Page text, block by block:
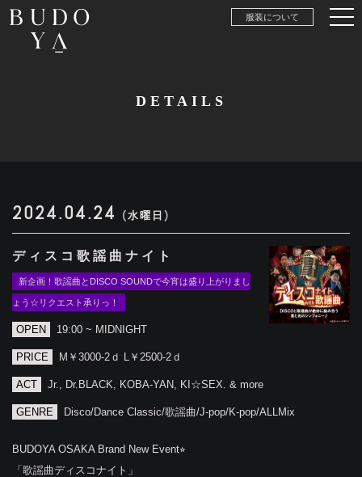
服装について
DETAILS
2024.04.24 (水曜日)
ディスコ歌謡曲ナイト
新企画！歌謡曲とDISCO SOUNDで今宵は盛り上がりまし
ょう☆リクエスト承りっ！
OPEN 19:00 ~ MIDNIGHT
PRICE M￥3000-2ｄ L￥2500-2ｄ
ACT Jr., Dr.BLACK, KOBA-YAN, KI☆SEX. & more
GENRE Disco/Dance Classic/歌謡曲/J-pop/K-pop/ALLMix
BUDOYA OSAKA Brand New Event⭐︎
「歌謡曲ディスコナイト」